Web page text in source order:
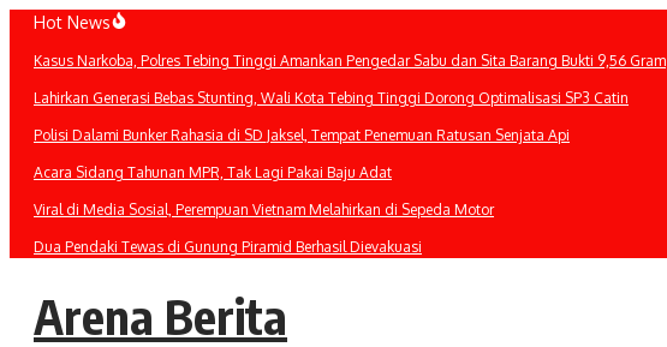
Lewati
konten
Hot News
Kasus Narkoba, Polres Tebing Tinggi Amankan Pengedar Sabu dan Sita Barang Bukti 9,56 Gram
Lahirkan Generasi Bebas Stunting, Wali Kota Tebing Tinggi Dorong Optimalisasi SP3 Catin
Polisi Dalami Bunker Rahasia di SD Jaksel, Tempat Penemuan Ratusan Senjata Api
Acara Sidang Tahunan MPR, Tak Lagi Pakai Baju Adat
Viral di Media Sosial, Perempuan Vietnam Melahirkan di Sepeda Motor
Dua Pendaki Tewas di Gunung Piramid Berhasil Dievakuasi
Arena Berita